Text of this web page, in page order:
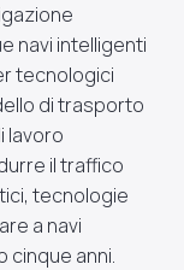
navi intelligenti
tecnologici
di trasporto
lavoro
il traffico
tecnologie
a navi
cinque anni.